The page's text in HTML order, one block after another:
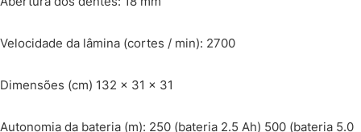
Velocidade da lâmina (cortes / min): 2700
Dimensões (cm) 132 x 31 x 31
Autonomia da bateria (m): 250 (bateria 2.5 Ah) 500 (bateria 5.0